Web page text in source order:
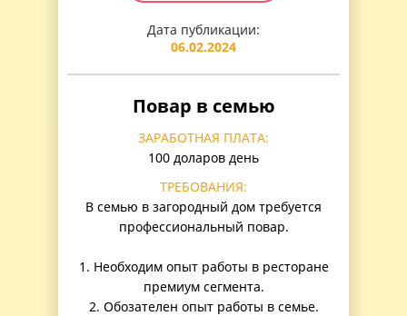
Дата публикации:
06.02.2024
Повар в семью
ЗАРАБОТНАЯ ПЛАТА:
100 доларов день
ТРЕБОВАНИЯ:
В семью в загородный дом требуется
профессиональный повар.
1. Необходим опыт работы в ресторане
премиум сегмента.
2. Обозателен опыт работы в семье.